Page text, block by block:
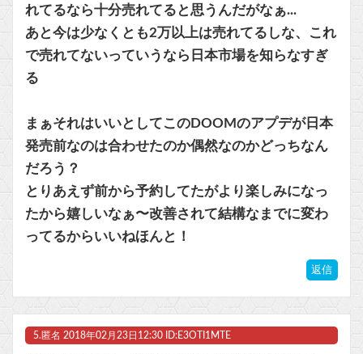
れてるなら十分売れてると思うんだがなぁ...
あと今は少なくとも2万以上は売れてるしな、これ
で売れてないっていうなら日本市場を知らなすぎ
る
まぁそれはいいとしてこのDOOMのアプデが日本
発売前なのは合わせたのか偶然なのかどっちなん
だろう？
とりあえず前から予約してたがより楽しみになっ
たから嬉しいなぁ〜改善されて結構なまでに変わ
ってるからいいねほんと！
返信
5. 匿名 2018年02月23日12:30 ID:E3OTI1MTE